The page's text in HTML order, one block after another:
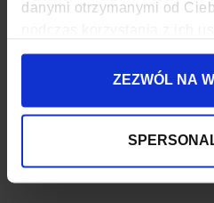
danymi otrzymanymi od
ZEZWÓL NA
ILOŚĆ KOMÓR
ILOŚĆ KIESZENI